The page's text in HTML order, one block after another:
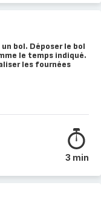
bol. Déposer le bol
le temps indiqué.
les fournées
3 min